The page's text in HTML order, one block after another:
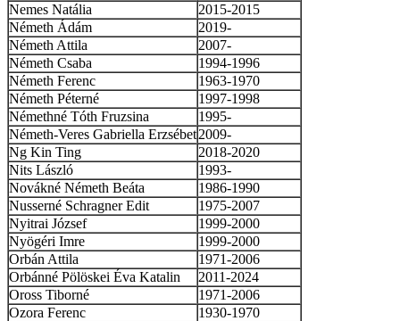
Nemes Natália
2015-2015
Németh Ádám
2019-
Németh Attila
2007-
Németh Csaba
1994-1996
Németh Ferenc
1963-1970
Németh Péterné
1997-1998
Némethné Tóth Fruzsina
1995-
Németh-Veres Gabriella Erzsébet2009-
Ng Kin Ting
2018-2020
Nits László
1993-
Novákné Németh Beáta
1986-1990
Nusserné Schragner Edit
1975-2007
Nyitrai József
1999-2000
Nyögéri Imre
1999-2000
Orbán Attila
1971-2006
Orbánné Pölöskei Éva Katalin
2011-2024
Oross Tiborné
1971-2006
Ozora Ferenc
1930-1970